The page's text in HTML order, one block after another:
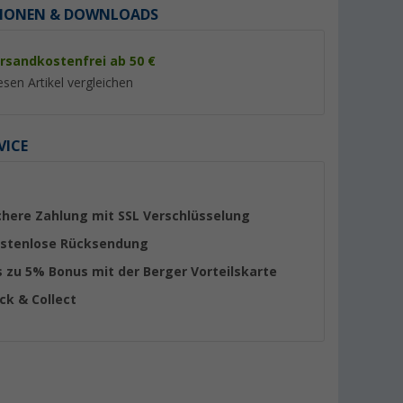
& DOWNLOADS
ab 50 €
Artikel vergleichen
Zahlung mit SSL Verschlüsselung
Rücksendung
zu 5% Bonus mit der Berger Vorteilskarte
& Collect
2 / 50 -